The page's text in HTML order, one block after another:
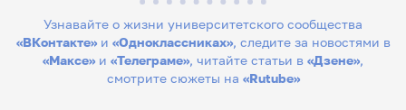
Узнавайте о жизни университетского сообщества
«ВКонтакте»и «Одноклассниках», следите за новостями в
«Максе» и «Телеграме», читайте статьи в «Дзене»,
смотрите сюжеты на «Rutube»